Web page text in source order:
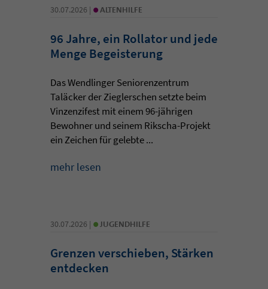
30.07.2026 | • ALTENHILFE
96 Jahre, ein Rollator und jede
Menge Begeisterung
Das Wendlinger Seniorenzentrum
Taläcker der Zieglerschen setzte beim
Vinzenzifest mit einem 96-jährigen
Bewohner und seinem Rikscha-Projekt
ein Zeichen für gelebte ...
mehr lesen
30.07.2026 | • JUGENDHILFE
Grenzen verschieben, Stärken
entdecken